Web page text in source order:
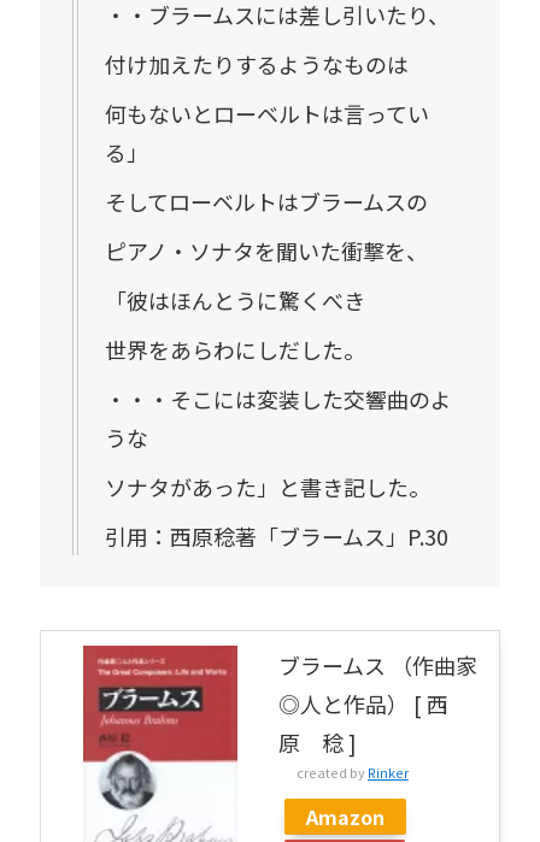
・・ブラームスには差し引いたり、
付け加えたりするようなものは
何もないとローベルトは言ってい
る」
そしてローベルトはブラームスの
ピアノ・ソナタを聞いた衝撃を、
「彼はほんとうに驚くべき
世界をあらわにしだした。
・・・そこには変装した交響曲のよ
うな
ソナタがあった」と書き記した。
引用：西原稔著「ブラームス」P.30
ブラームス （作曲家
◎人と作品） [ 西
原 稔 ]
created by Rinker
Amazon